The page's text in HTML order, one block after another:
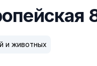
и животных